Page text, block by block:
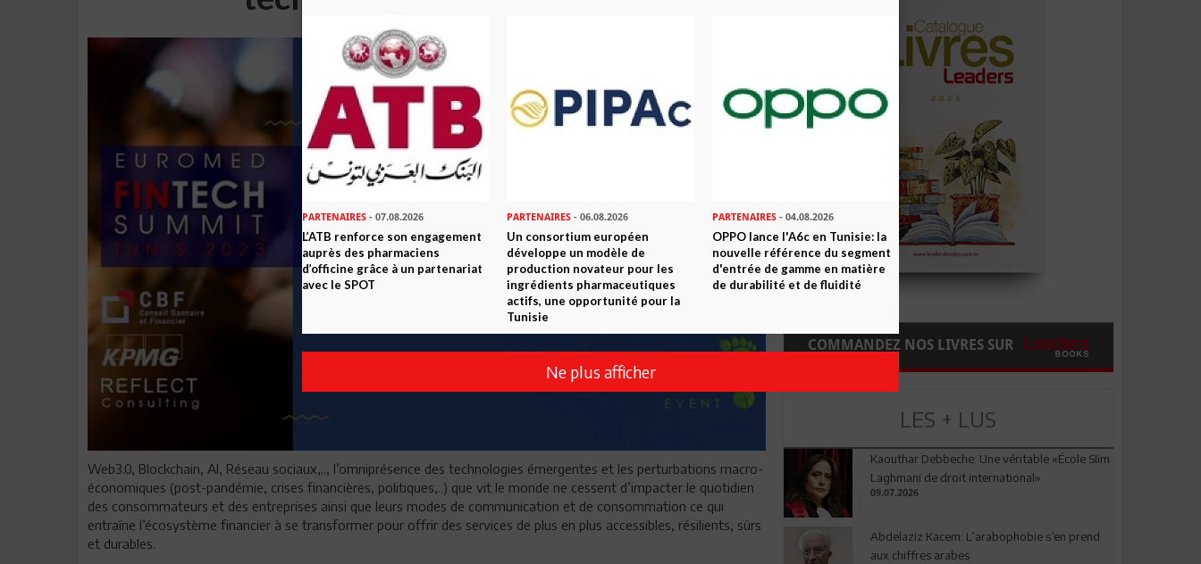
Web3.0, Blockchain, AI, Réseau sociaux,.., l’omniprésence des technologies émergentes et les perturbations macro-
économiques (post-pandémie, crises financières, politiques,..) que vit le monde ne cessent d’impacter le quotidien
des consommateurs et des entreprises ainsi que leurs modes de communication et de consommation ce qui
entraîne l’écosystème financier à se transformer pour offrir des services de plus en plus accessibles, résilients, sûrs
et durables.
COMMANDEZ NOS LIVRES SUR
LES + LUS
Kaouthar Debbeche: Une véritable «École Slim
Laghmani de droit international»
09.07.2026
Abdelaziz Kacem: L’arabophobie s’en prend
aux chiffres arabes
PARTENAIRES - 07.08.2026
L’ATB renforce son engagement
auprès des pharmaciens
d’officine grâce à un partenariat
avec le SPOT
PARTENAIRES - 06.08.2026
Un consortium européen
développe un modèle de
production novateur pour les
ingrédients pharmaceutiques
actifs, une opportunité pour la
Tunisie
PARTENAIRES- 04.08.2026
OPPO lance l'A6c en Tunisie: la
nouvelle référence du segment
d'entrée de gamme en matière
de durabilité et de fluidité
Ne plus afficher